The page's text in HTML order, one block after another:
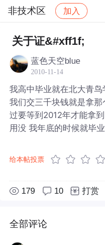
非技术区 加入
社区 非技术区
关于证&#xff1f;
蓝色天空blue
2010-11-14
我高中毕业就在北大青
我们交三千块钱就是拿
过要等到2012年才能拿
用没 我年底的时候就毕
给本帖投票
179 10 打赏
全部评论